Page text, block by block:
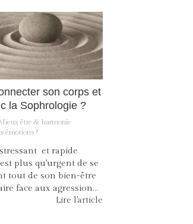
son corps et
la Sophrologie ?
être & harmonie
émotions ?
et rapide
plus qu'urgent de se
tout de son bien-être
face aux agression...
Lire l'article